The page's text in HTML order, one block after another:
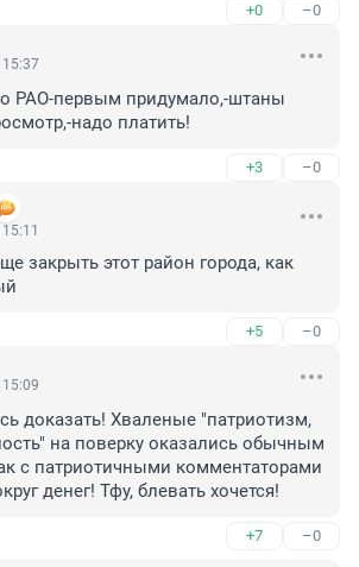
+0 –0
РАО-первым придумало,-штаны
надо платить!
+3 –0
закрыть этот район города, как
+5 –0
доказать! Хваленые "патриотизм,
на поверку оказались обычным
с патриотичными комментаторами
денег! Тфу, блевать хочется!
+7 –0